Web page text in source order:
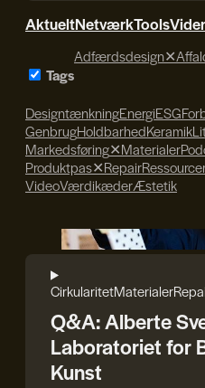
AktueltNetværkTools
Tags
Adfærdsdesign✕
DesigntænkningEnergiESG
GenbrugHoldbarhedKeramik
Markedsføring✕Materialer
Produktpas✕Repair
VideoVærdikæderÆstetik
Søren Svendsen
CirkularitetMaterialer
Q&A: Alberte
Laboratoriet for
Kunst